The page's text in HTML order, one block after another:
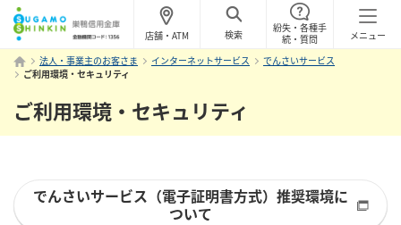
メニュー
店舗・ATM 検索
紛失・各種手
続・質問
法人・事業主のお客さま
インターネットサービス
でんさいサービス
ご利用環境・セキュリティ
ご利用環境・セキュリティ
でんさいサービス（電子証明書方式）推奨環境に
ついて